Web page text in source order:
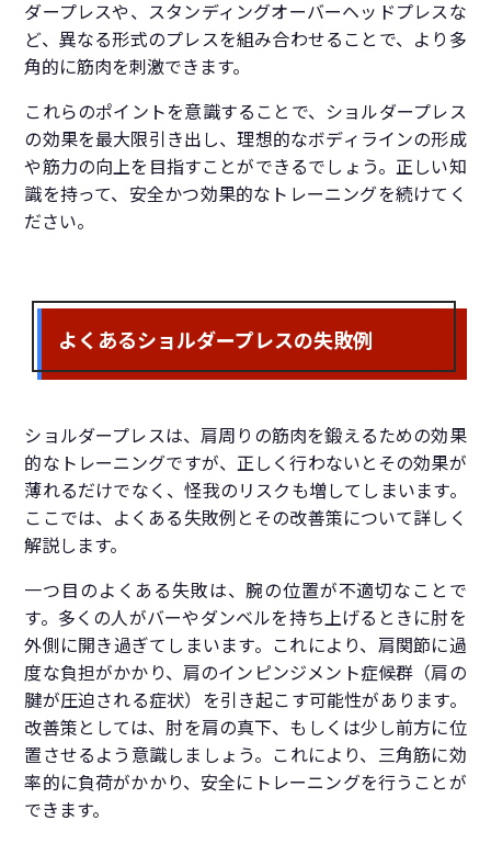
ダープレスや、スタンディングオーバーヘッドプレスな
ど、異なる形式のプレスを組み合わせることで、より多
角的に筋肉を刺激できます。
これらのポイントを意識することで、ショルダープレス
の効果を最大限引き出し、理想的なボディラインの形成
や筋力の向上を目指すことができるでしょう。正しい知
識を持って、安全かつ効果的なトレーニングを続けてく
ださい。
よくあるショルダープレスの失敗例
ショルダープレスは、肩周りの筋肉を鍛えるための効果
的なトレーニングですが、正しく行わないとその効果が
薄れるだけでなく、怪我のリスクも増してしまいます。
ここでは、よくある失敗例とその改善策について詳しく
解説します。
一つ目のよくある失敗は、腕の位置が不適切なことで
す。多くの人がバーやダンベルを持ち上げるときに肘を
外側に開き過ぎてしまいます。これにより、肩関節に過
度な負担がかかり、肩のインピンジメント症候群（肩の
腱が圧迫される症状）を引き起こす可能性があります。
改善策としては、肘を肩の真下、もしくは少し前方に位
置させるよう意識しましょう。これにより、三角筋に効
率的に負荷がかかり、安全にトレーニングを行うことが
できます。